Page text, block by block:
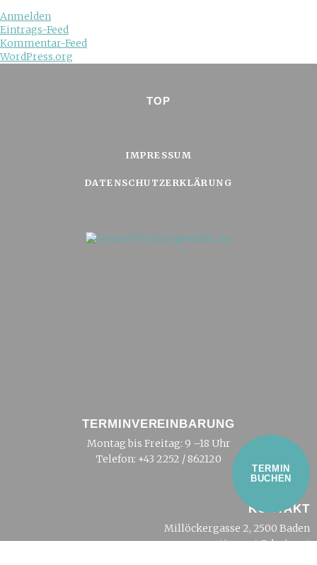
Anmelden
Eintrags-Feed
Kommentar-Feed
WordPress.org
TOP
IMPRESSUM
DATENSCHUTZERKLÄRUNG
TERMIN
BUCHEN
TERMINVEREINBARUNG
Montag bis Freitag: 9 –18 Uhr
Telefon: +43 2252 / 862120
KONTAKT
Millöckergasse 2, 2500 Baden
tierarzt@dreier.at